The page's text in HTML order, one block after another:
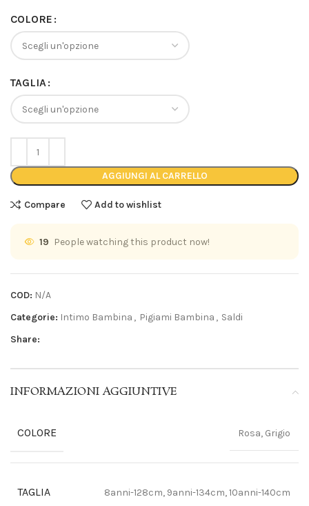
COLORE
TAGLIA
AGGIUNGI AL CARRELLO
Compare Add to wishlist
19 People watching this product now!
COD: N/A
Categorie: Intimo Bambina , Pigiami Bambina , Saldi
Share:
INFORMAZIONI AGGIUNTIVE
COLORE Rosa, Grigio
TAGLIA 8anni-128cm, 9anni-134cm, 10anni-140cm